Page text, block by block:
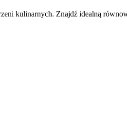
kulinarnych. Znajdź idealną